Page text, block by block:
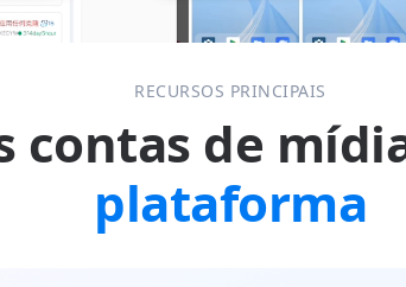
RECURSOS PRINCIPAIS
contas de
plataforma